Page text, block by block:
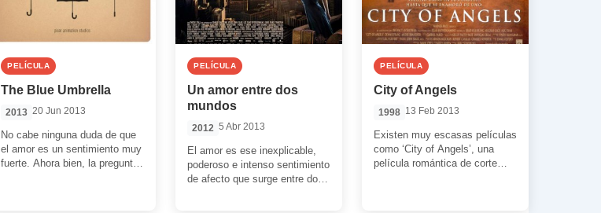
PELÍCULA
The Blue Umbrella
2013 20 Jun 2013
No cabe ninguna duda de que
el amor es un sentimiento muy
fuerte. Ahora bien, la pregunta
PELÍCULA
Un amor entre dos
mundos
2012 5 Abr 2013
El amor es ese inexplicable,
poderoso e intenso sentimiento
de afecto que surge entre dos
PELÍCULA
City of Angels
1998 13 Feb 2013
Existen muy escasas películas
como ‘City of Angels’, una
película romántica de corte